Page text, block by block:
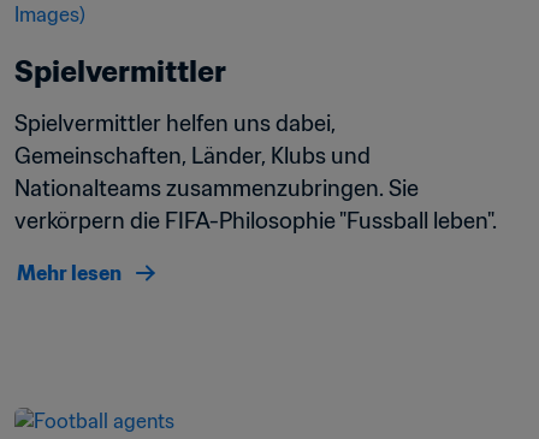
Spielvermittler
Spielvermittler helfen uns dabei,
Gemeinschaften, Länder, Klubs und
Nationalteams zusammenzubringen. Sie
verkörpern die FIFA-Philosophie "Fussball leben".
Mehr lesen